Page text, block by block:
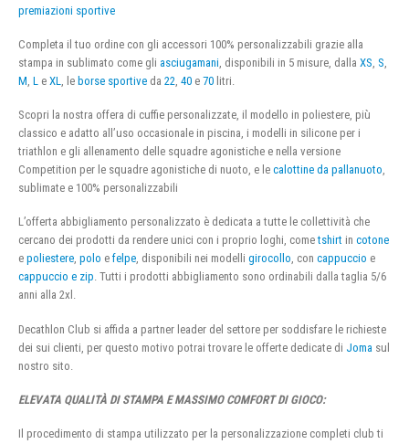
premiazioni sportive
Completa il tuo ordine con gli accessori 100% personalizzabili grazie alla
stampa in sublimato come gli asciugamani , disponibili in 5 misure, dalla XS S
M L e XL , le borse sportive da 22 40 e 70 litri.
Scopri la nostra offera di cuffie personalizzate, il modello in poliestere, più
classico e adatto all’uso occasionale in piscina, i modelli in silicone per i
triathlon e gli allenamento delle squadre agonistiche e nella versione
Competition per le squadre agonistiche di nuoto, e le calottine da pallanuoto,
sublimate e 100% personalizzabili
L’offerta abbigliamento personalizzato è dedicata a tutte le collettività che
cercano dei prodotti da rendere unici con i proprio loghi, cometshirt in cotone
e poliestere, polo e felpe, disponibili nei modelli girocollo, con cappuccio e
cappuccio e zip. Tutti i prodotti abbigliamento sono ordinabili dalla taglia 5/6
anni alla 2xl.
Decathlon Club si affida a partner leader del settore per soddisfare le richieste
dei sui clienti, per questo motivo potrai trovare le offerte dedicate di Joma sul
nostro sito.
ELEVATA QUALITÀ DI STAMPA E MASSIMO COMFORT DI GIOCO:
Il procedimento di stampa utilizzato per la personalizzazione completi club ti